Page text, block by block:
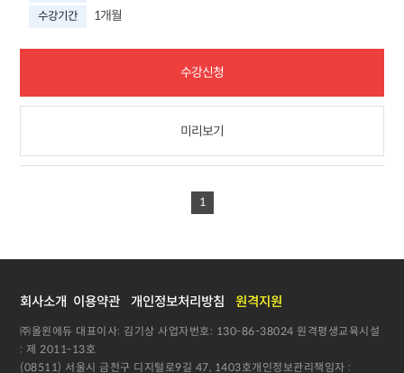
수강기간 1개월
수강신청
미리보기
1
회사소개 이용약관 개인정보처리방침 원격지원
㈜올윈에듀 대표이사: 김기상 사업자번호: 130-86-38024 원격평생교육시설
: 제 2011-13호
(08511) 서울시 금천구 디지털로9길 47, 1403호개인정보관리책임자 :